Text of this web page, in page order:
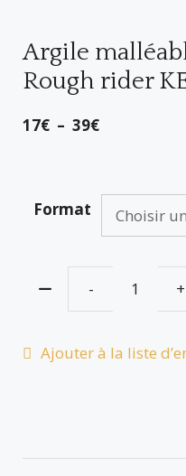
Argile
Rough rider
17€ – 39€
Format
Ajouter à la liste